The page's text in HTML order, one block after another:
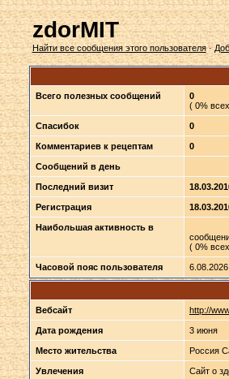
zdorMIT
Найти все сообщения этого пользователя·
Всего полезных сообщений
0
( 0%
Спасибок 0
Комментариев к рецептам 0
Сообщений в день
Последний визит
Регистрация
Наибольшая активность в
( 0%
Часовой пояс пользователя
Вебсайт http://
Дата рождения 3 июня
Место жительства Россия
Увлечения Сайт о